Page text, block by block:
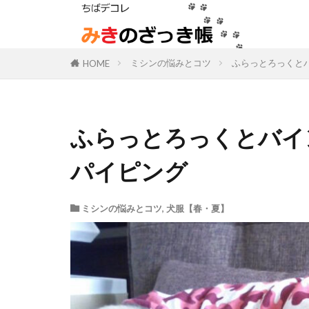
HOME ミシンの悩みとコツ ふらっとろっくと
ふらっとろっくとバ
パイピング
ミシンの悩みとコツ, 犬服【春・夏】